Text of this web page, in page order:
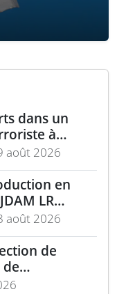
dans un
à
turque de
et
août 2026
en
LR
août 2026
de